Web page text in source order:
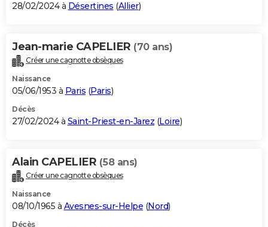
28/02/2024 à Désertines (Allier)
Jean-marie CAPELIER (70 ans)
Créer une cagnotte obsèques
Naissance
05/06/1953 à Paris (Paris)
Décès
27/02/2024 à Saint-Priest-en-Jarez (Loire)
Alain CAPELIER (58 ans)
Créer une cagnotte obsèques
Naissance
08/10/1965 à Avesnes-sur-Helpe (Nord)
Décès